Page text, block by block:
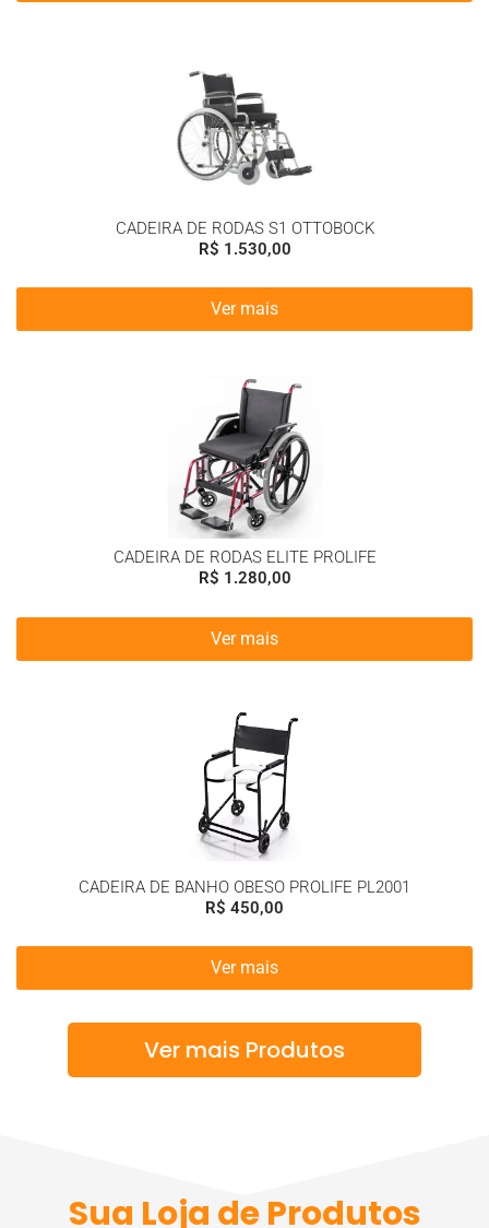
CADEIRA DE RODAS S1 OTTOBOCK
R$ 1.530,00
Ver mais
CADEIRA DE RODAS ELITE PROLIFE
R$ 1.280,00
Ver mais
CADEIRA DE BANHO OBESO PROLIFE PL2001
R$ 450,00
Ver mais
Ver mais Produtos
Sua Loja de Produtos